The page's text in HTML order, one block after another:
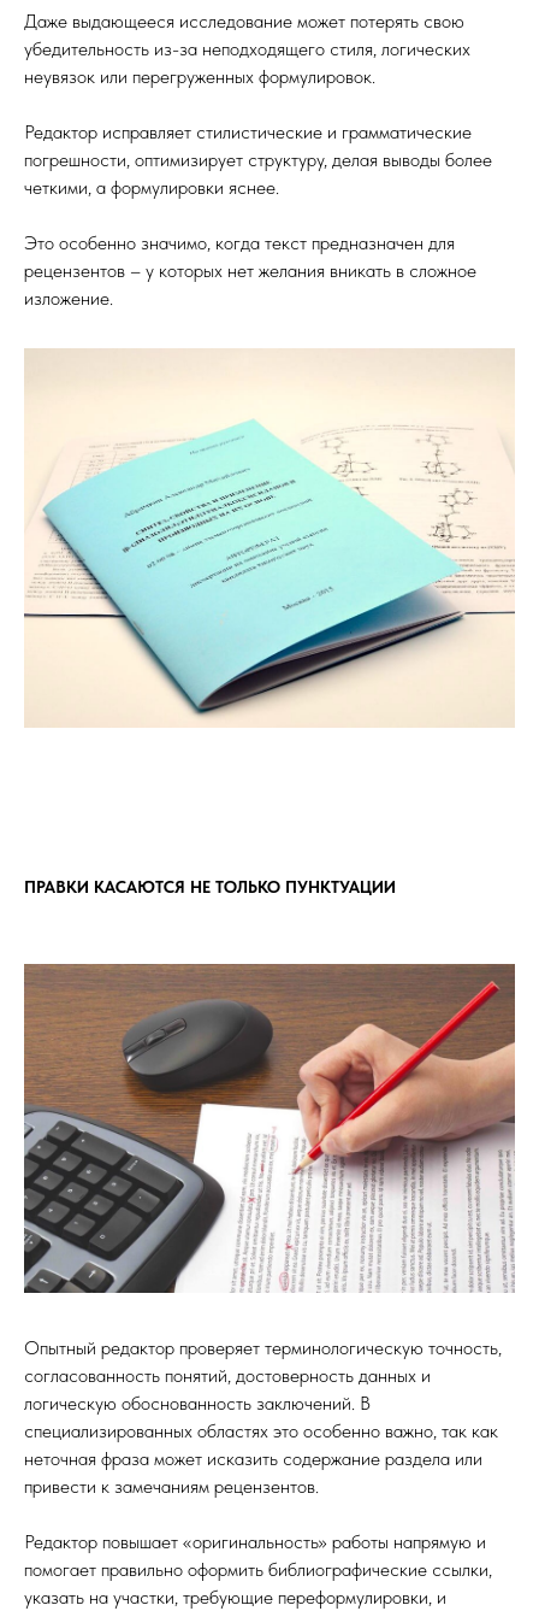
Даже выдающееся исследование может потерять свою
убедительность из-за неподходящего стиля, логических
неувязок или перегруженных формулировок.
Редактор исправляет стилистические и грамматические
погрешности, оптимизирует структуру, делая выводы более
четкими, а формулировки яснее.
Это особенно значимо, когда текст предназначен для
рецензентов – у которых нет желания вникать в сложное
изложение.
ПРАВКИ КАСАЮТСЯ НЕ ТОЛЬКО ПУНКТУАЦИИ
Опытный редактор проверяет терминологическую точность,
согласованность понятий, достоверность данных и
логическую обоснованность заключений. В
специализированных областях это особенно важно, так как
неточная фраза может исказить содержание раздела или
привести к замечаниям рецензентов.
Редактор повышает «оригинальность» работы напрямую и
помогает правильно оформить библиографические ссылки,
указать на участки, требующие переформулировки, и